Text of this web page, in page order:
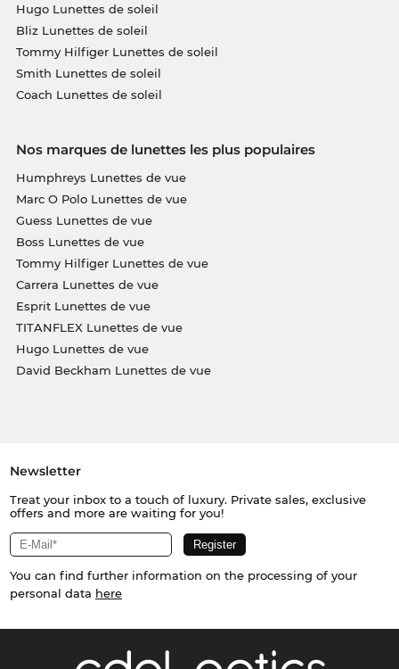
Hugo Lunettes de soleil
Bliz Lunettes de soleil
Tommy Hilfiger Lunettes de soleil
Smith Lunettes de soleil
Coach Lunettes de soleil
Nos marques de lunettes les plus populaires
Humphreys Lunettes de vue
Marc O Polo Lunettes de vue
Guess Lunettes de vue
Boss Lunettes de vue
Tommy Hilfiger Lunettes de vue
Carrera Lunettes de vue
Esprit Lunettes de vue
TITANFLEX Lunettes de vue
Hugo Lunettes de vue
David Beckham Lunettes de vue
Newsletter
Treat your inbox to a touch of luxury. Private sales, exclusive
offers and more are waiting for you!
You can find further information on the processing of your
personal data here